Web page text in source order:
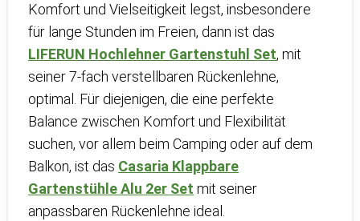
Komfort und Vielseitigkeit legst, insbesondere
für lange Stunden im Freien, dann ist das
LIFERUN Hochlehner Gartenstuhl Set, mit
seiner 7-fach verstellbaren Rückenlehne,
optimal. Für diejenigen, die eine perfekte
Balance zwischen Komfort und Flexibilität
suchen, vor allem beim Camping oder auf dem
Balkon, ist das Casaria Klappbare
Gartenstühle Alu 2er Set mit seiner
anpassbaren Rückenlehne ideal.